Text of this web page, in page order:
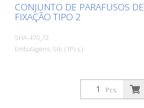
CONJUNTO DE PARAFUSOS DE
FIXAÇÃO TIPO 2
SHA-470_72
Embalagens: Stk. (1Pcs.)
Pcs.